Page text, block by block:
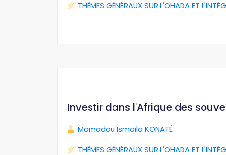
THÈMES GÉNÉRAUX SUR L'OHADA ET
Investir dans l'Afrique des
Mamadou Ismaïla KONATÉ
THÈMES GÉNÉRAUX SUR L'OHADA ET